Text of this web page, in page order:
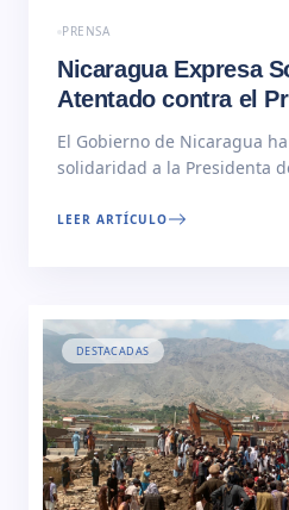
PRENSA
Nicaragua Expresa
Atentado contra el
Eslovaco
El Gobierno de Nicaragua
solidaridad a la Presidenta
contra el Primer Ministro
LEER ARTÍCULO
DESTACADAS